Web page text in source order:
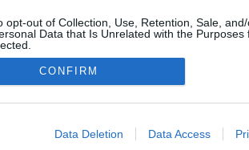
opt-out of Collection, Use, Retention, Sale,
Data that Is Unrelated with the Purposes
allow Google to enable storage related to
CONFIRM
Data Deletion Data Access